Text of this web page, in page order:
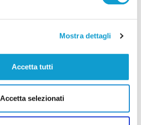
Mostra dettagli
Accetta tutti
Accetta selezionati